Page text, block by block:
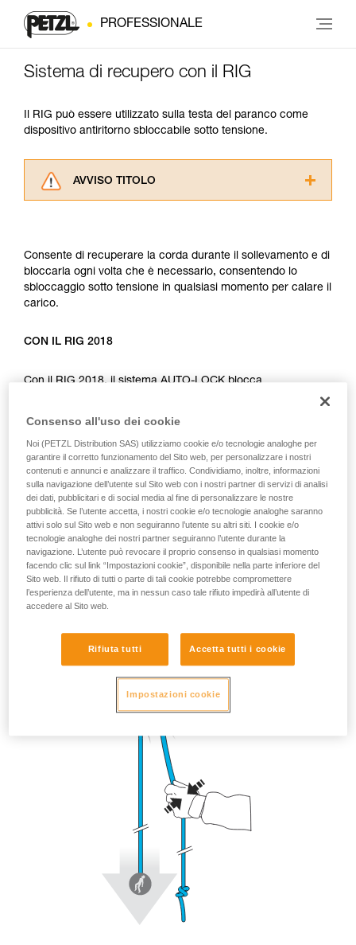
PROFESSIONALE
Sistema di recupero con il RIG
Il RIG può essere utilizzato sulla testa del paranco come
dispositivo antiritorno sbloccabile sotto tensione.
AVVISO TITOLO
informazioni dell’istruzione tecnica per poter
capire queste ulteriori informazioni.
La padronanza di queste tecniche richiede una
capacità di rifare la manovra, da soli, in piena
attività. Ne possono esistere altre che non
Consente di recuperare la corda durante il sollevamento e di
bloccarla ogni volta che è necessario, consentendo lo
sbloccaggio sotto tensione in qualsiasi momento per calare il
carico.
CON IL RIG 2018
Con il RIG 2018, il sistema AUTO-LOCK blocca
CON IL RIG < 2018
Con il RIG < 2018, la maniglia è in posizione b
(assicurazione) durante il sollevamento, deve essere
posizionata manualmente in posizione c (posizionamento sul
lavoro) prima di lasciare la corda.
Consenso all'uso dei cookie
Noi (PETZL Distribution SAS) utilizziamo cookie e/o tecnologie analoghe per
garantire il corretto funzionamento del Sito web, per personalizzare i nostri
contenuti e annunci e analizzare il traffico. Condividiamo, inoltre, informazioni
sulla navigazione dell’utente sul Sito web con i nostri partner di servizi di analisi
dei dati, pubblicitari e di social media al fine di personalizzare le nostre
pubblicità. Se l’utente accetta, i nostri cookie e/o tecnologie analoghe saranno
attivi solo sul Sito web e non seguiranno l’utente su altri siti. I cookie e/o
tecnologie analoghe dei nostri partner seguiranno l’utente durante la
navigazione. L’utente può revocare il proprio consenso in qualsiasi momento
facendo clic sul link “Impostazioni cookie”, disponibile nella parte inferiore del
Sito web. Il rifiuto di tutti o parte di tali cookie potrebbe compromettere
l’esperienza dell’utente, ma in nessun caso tale rifiuto impedirà all’utente di
accedere al Sito web.
Rifiuta tutti Accetta tutti i cookie
Impostazioni cookie